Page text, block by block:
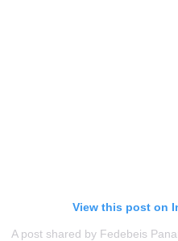
View this post on
A post shared by Fedebeis